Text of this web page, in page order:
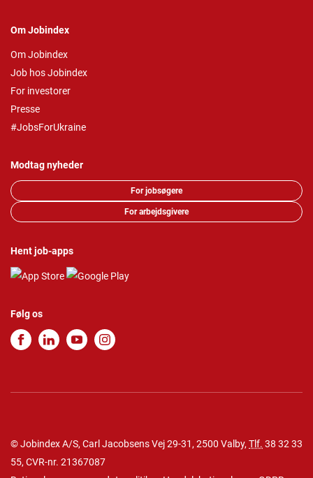
Om Jobindex
Om Jobindex
Job hos Jobindex
For investorer
Presse
#JobsForUkraine
Modtag nyheder
For jobsøgere
For arbejdsgivere
Hent job-apps
Følg os
© Jobindex A/S, Carl Jacobsens Vej 29-31, 2500 Valby, Tlf. 38 32 33
55, CVR-nr. 21367087